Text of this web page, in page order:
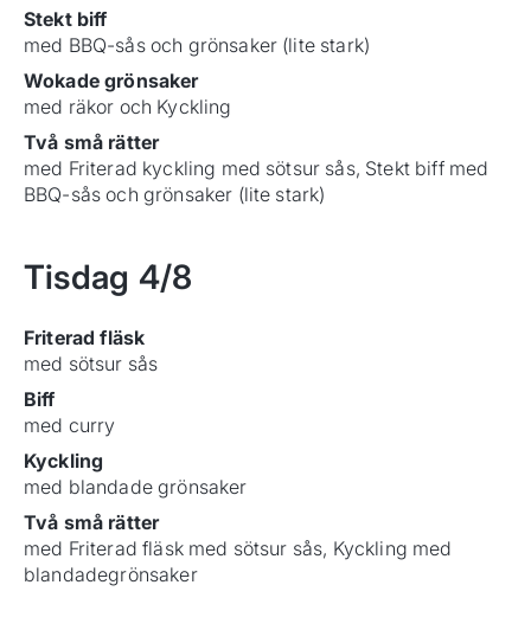
Stekt biff
med BBQ-sås och grönsaker (lite stark)
Wokade grönsaker
med räkor och Kyckling
Två små rätter
med Friterad kyckling med sötsur sås, Stekt biff med
BBQ-sås och grönsaker (lite stark)
Tisdag 4/8
Friterad fläsk
med sötsur sås
Biff
med curry
Kyckling
med blandade grönsaker
Två små rätter
med Friterad fläsk med sötsur sås, Kyckling med
blandadegrönsaker